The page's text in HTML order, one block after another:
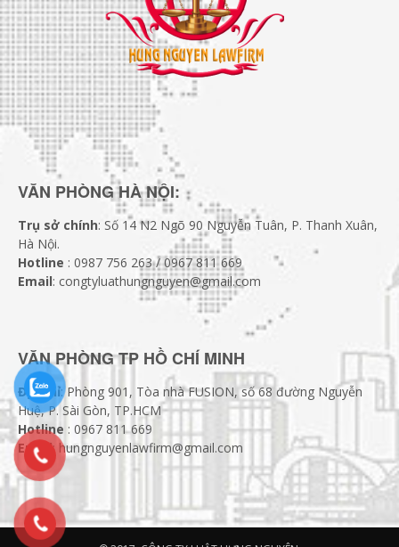
VĂN PHÒNG HÀ NỘI:
Trụ sở chính: Số 14 N2 Ngõ 90 Nguyễn Tuân, P. Thanh Xuân,
Hà Nội.
Hotline : 0987 756 263 / 0967 811 669
Email: congtyluathungnguyen@gmail.com
VĂN PHÒNG TP HỒ CHÍ MINH
Địa chỉ: Phòng 901, Tòa nhà FUSION, số 68 đường Nguyễn
Huệ, P. Sài Gòn, TP.HCM
Hotline : 0967 811 669
Email: hungnguyenlawfirm@gmail.com